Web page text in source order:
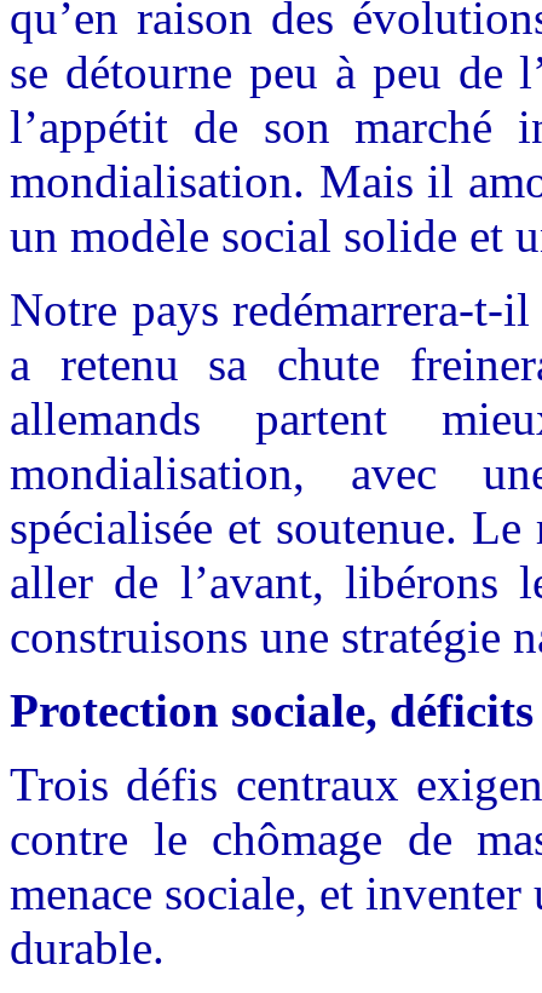
qu’en raison des
se détourne peu à peu de
l’appétit de son marché
mondialisation. Mais il
un modèle social solide et
Notre pays redémarrera-t-
a retenu sa chute
allemands partent
mondialisation, avec
spécialisée et soutenue.
aller de l’avant, libérons
construisons une stratégie
Protection sociale,
Trois défis centraux
contre le chômage de
menace sociale, et
durable.